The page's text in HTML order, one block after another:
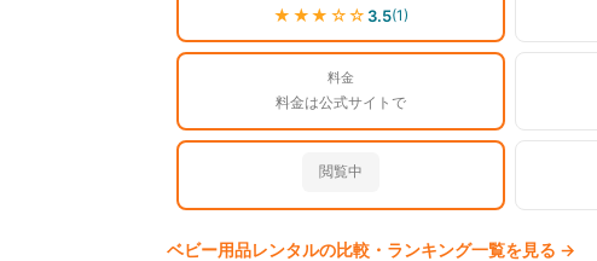
★★★ ☆☆ 3.5(1)
料金
料金は公式サイトで
閲覧中
ベビー用品レンタルの比較・ランキング一覧を見る →